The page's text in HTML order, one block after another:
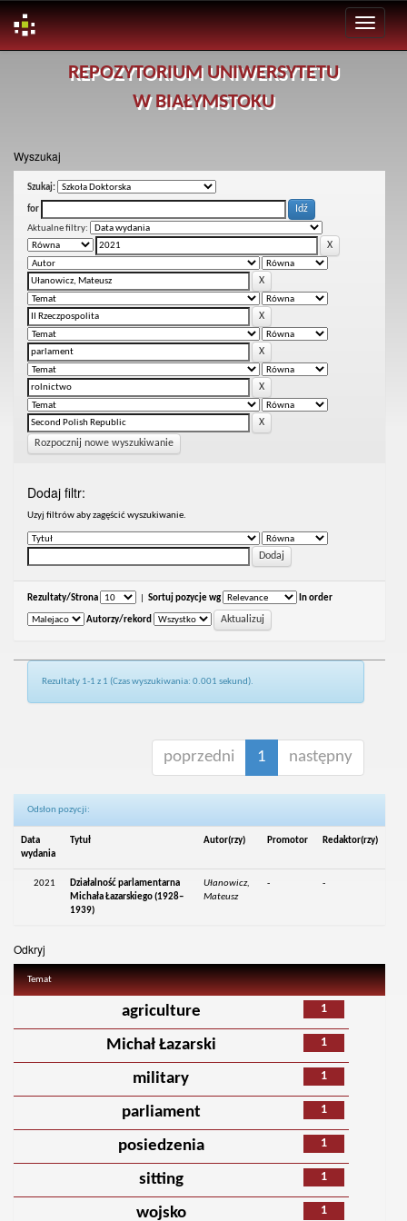
REPOZYTORIUM UNIWERSYTETU
W BIAŁYMSTOKU
Wyszukaj
Szukaj:
for
Aktualne filtry:
Rozpocznij nowe wyszukiwanie
Dodaj filtr:
Uzyj filtrów aby zagęścić wyszukiwanie.
Rezultaty/Strona Sortuj pozycje wg In order
Autorzy/rekord
Rezultaty 1-1 z 1 (Czas wyszukiwania: 0.001 sekund).
poprzedni 1 następny
Odsłon pozycji:
Data
wydania
Tytuł Autor(rzy) Promotor Redaktor(rzy)
2021
Działalność parlamentarna
Michała Łazarskiego (1928–
1939)
Ułanowicz,
Mateusz
- -
Odkryj
Temat
1
agriculture
1
Michał Łazarski
1
military
1
parliament
1
posiedzenia
1
sitting
1
wojsko